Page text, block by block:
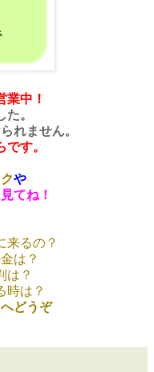
業中！
。
れません。
です。
や
てね！
来るの？
は？
は？
時は？
どうぞ